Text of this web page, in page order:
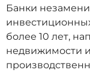
Банки
более 10 лет,
недвижимости